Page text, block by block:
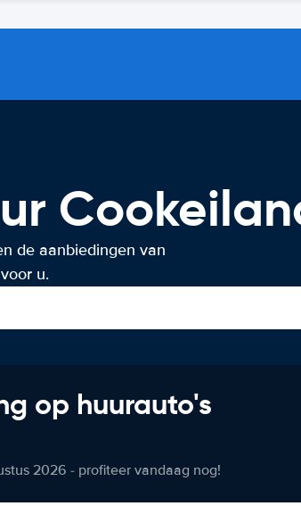
de aanbiedingen van
u.
op huurauto's
2026 - profiteer vandaag nog!